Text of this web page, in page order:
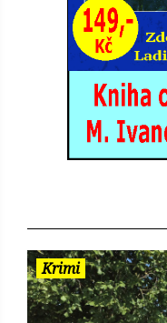
Krimi